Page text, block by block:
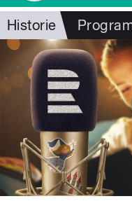
Historie